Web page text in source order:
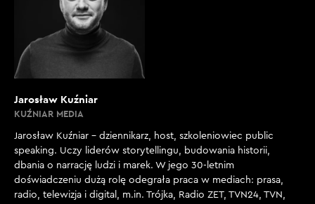
Jarosław Kuźniar
KUŹNIAR MEDIA
Jarosław Kuźniar – dziennikarz, host, szkoleniowiec public
speaking. Uczy liderów storytellingu, budowania historii,
dbania o narrację ludzi i marek. W jego 30-letnim
doświadczeniu dużą rolę odegrała praca w mediach: prasa,
radio, telewizja i digital, m.in. Trójka, Radio ZET, TVN24, TVN,